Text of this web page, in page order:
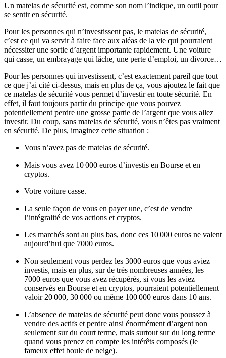
Un matelas de sécurité est, comme son nom l’indique, un outil pour
se sentir en sécurité.
Pour les personnes qui n’investissent pas, le matelas de sécurité,
c’est ce qui va servir à faire face aux aléas de la vie qui pourraient
nécessiter une sortie d’argent importante rapidement. Une voiture
qui casse, un embrayage qui lâche, une perte d’emploi, un divorce…
Pour les personnes qui investissent, c’est exactement pareil que tout
ce que j’ai cité ci-dessus, mais en plus de ça, vous ajoutez le fait que
ce matelas de sécurité vous permet d’investir en toute sécurité. En
effet, il faut toujours partir du principe que vous pouvez
potentiellement perdre une grosse partie de l’argent que vous allez
investir. Du coup, sans matelas de sécurité, vous n’êtes pas vraiment
en sécurité. De plus, imaginez cette situation :
Vous n’avez pas de matelas de sécurité.
Mais vous avez 10 000 euros d’investis en Bourse et en
cryptos.
Votre voiture casse.
La seule façon de vous en payer une, c’est de vendre
l’intégralité de vos actions et cryptos.
Les marchés sont au plus bas, donc ces 10 000 euros ne valent
aujourd’hui que 7000 euros.
Non seulement vous perdez les 3000 euros que vous aviez
investis, mais en plus, sur de très nombreuses années, les
7000 euros que vous avez récupérés, si vous les aviez
conservés en Bourse et en cryptos, pourraient potentiellement
valoir 20 000, 30 000 ou même 100 000 euros dans 10 ans.
L’absence de matelas de sécurité peut donc vous poussez à
vendre des actifs et perdre ainsi énormément d’argent non
seulement sur du court terme, mais surtout sur du long terme
quand vous prenez en compte les intérêts composés (le
fameux effet boule de neige).